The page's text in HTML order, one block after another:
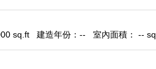
sq.ft
建造年份：-- 室內面積： --